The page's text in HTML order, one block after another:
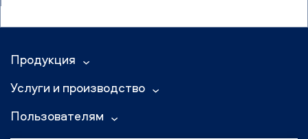
Продукция
Услуги и производство
Пользователям